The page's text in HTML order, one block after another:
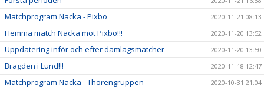
Matchprogram Nacka - Pixbo 2020-11-21 08:13
Hemma match Nacka mot Pixbo!!! 2020-11-20 13:52
Uppdatering inför och efter damlagsmatcher 2020-11-20 13:50
Bragden i Lund!!! 2020-11-18 12:47
Matchprogram Nacka - Thorengruppen 2020-10-31 21:04